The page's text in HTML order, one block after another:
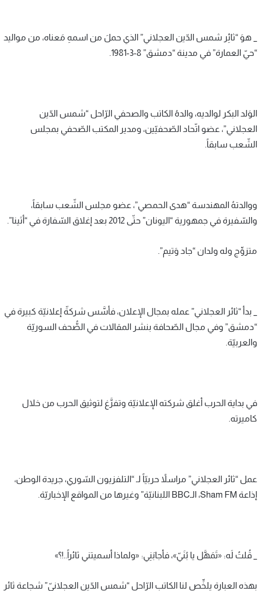
_ هوَ “ثائِر شمس الدّين العجلاني” الذي حملَ من اسمهِ مَعناه، من مواليد
“حيّ العمارة” في مدينة “دمشق” 8-3-1981.
الوَلد البكر لوالديه، والدهُ الكاتب والصحفي الرّاحل “شمس الدّين
العجلاني”، عضو اتّحاد الصّحفيّين، ومدير المكتب الصّحفي بمجلس
الشّعب سابقاً.
ووالدتهُ المهندسة “هدى الحمصي”، عضو مجلس الشّعب سابقاً،
والسّفيرة في جمهورية “اليونان” حتّى 2012 بعد إغلاق السّفارة في “أثينا”.
متزوِّج وله ولدان “جاد وَتيم”.
_ بدأ “ثائر العجلاني” عمله بمجال الإعلان، فأسَّس شركةّ إعلانيّة كبيرة في
“دمشق” وفي مجال الصّحافة بنشر المقالات في الصُّحف السوريّة
والعربيّة.
في بداية الحرب أغلق شركته الإعلانيّة وتفرَّغ لتوثيق الحرب من خلال
كاميرته.
عمل “ثائر العجلاني” مراسلاً حربيّاً لـ “التلفزيون السّوري، جريدة الوطن،
إذاعة Sham FM، الـBBC اللبنانيّة” وغيرها من المواقع الإخباريّة.
_ قُلتُ لَه: «تَمَهَّل يا بُنَيّ»، فأجابَنِي: «ولماذا أسميتني ثائراً..!؟»
بهذه العبارة يلخِّص لنا الكاتب الرّاحل “شمس الدّين العجلانيّ” شجاعة ثائر